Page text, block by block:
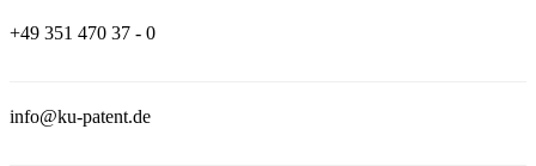
+49 351 470 37 - 0
info@ku-patent.de